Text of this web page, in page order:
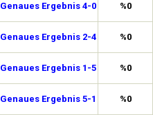
Genaues Ergebnis 4-0 %0
Genaues Ergebnis 2-4 %0
Genaues Ergebnis 1-5 %0
Genaues Ergebnis 5-1 %0